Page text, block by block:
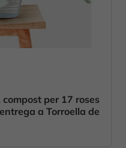
per 17 roses
a Torroella de